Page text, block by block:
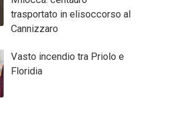
trasportato in elisoccorso al
Cannizzaro
Vasto incendio tra Priolo e
Floridia